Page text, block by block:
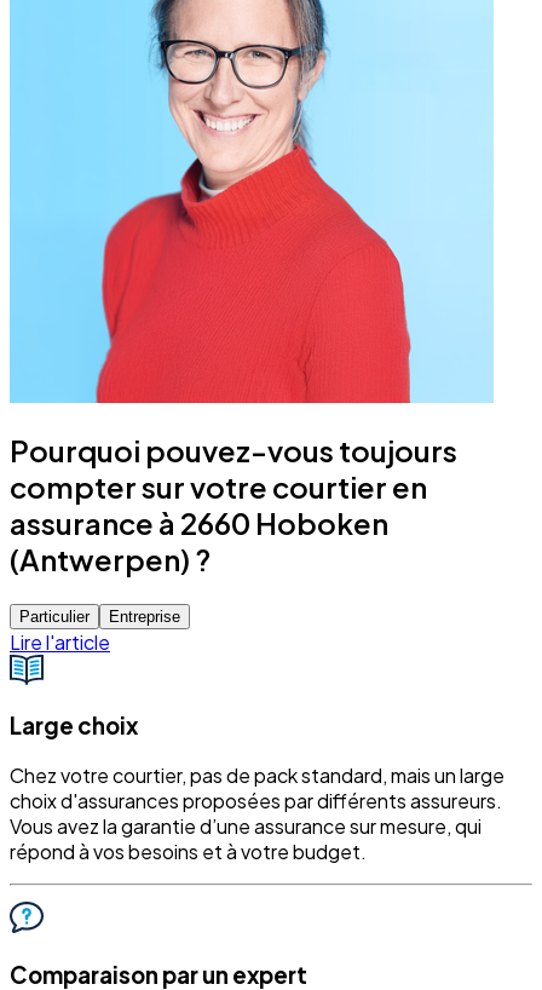
Pourquoi pouvez-vous toujours
compter sur votre courtier en
assurance à 2660 Hoboken
(Antwerpen) ?
Particulier Entreprise
Lire l'article
Large choix
Chez votre courtier, pas de pack standard, mais un large
choix d'assurances proposées par différents assureurs.
Vous avez la garantie d’une assurance sur mesure, qui
répond à vos besoins et à votre budget.
Comparaison par un expert